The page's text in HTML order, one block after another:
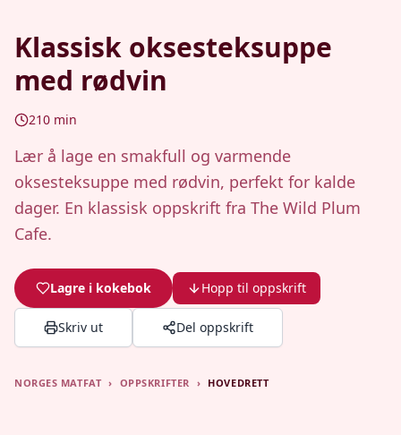
Klassisk oksesteksuppe
med rødvin
210 min
Lær å lage en smakfull og varmende
oksesteksuppe med rødvin, perfekt for kalde
dager. En klassisk oppskrift fra The Wild Plum
Cafe.
Lagre i kokebok Hopp til oppskrift
Skriv ut Del oppskrift
NORGES MATFAT › OPPSKRIFTER › HOVEDRETT